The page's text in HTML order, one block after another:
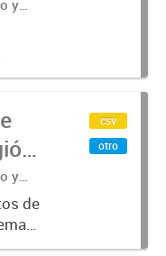
y
y
de
csv
otro